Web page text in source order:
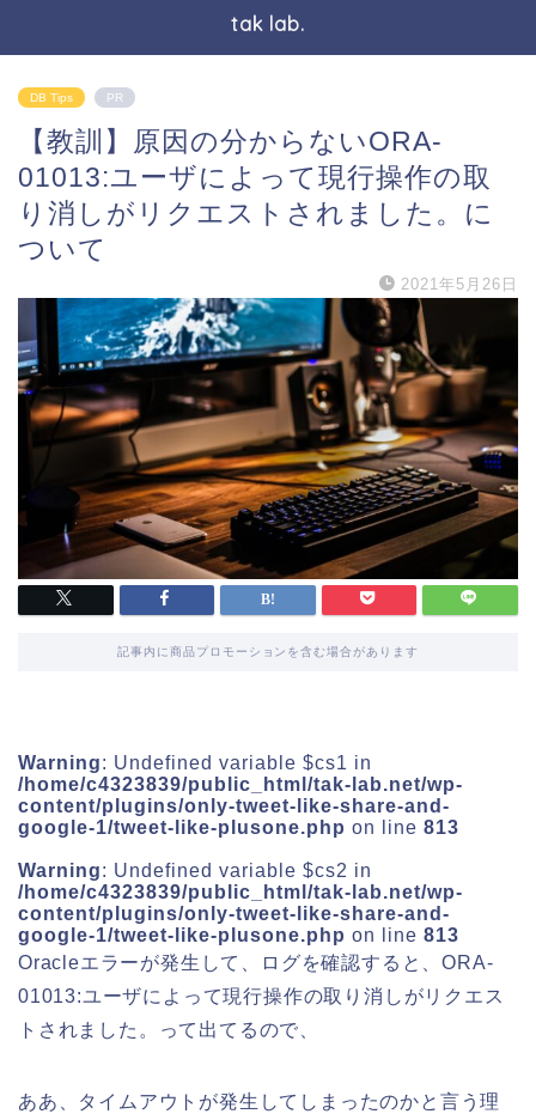
tak lab.
DB Tips PR
【教訓】原因の分からないORA-
01013:ユーザによって現行操作の取
り消しがリクエストされました。に
ついて
2021年5月26日
記事内に商品プロモーションを含む場合があります
Warning: Undefined variable $cs1 in
/home/c4323839/public_html/tak-lab.net/wp-
content/plugins/only-tweet-like-share-and-
google-1/tweet-like-plusone.php on line 813
Warning: Undefined variable $cs2 in
/home/c4323839/public_html/tak-lab.net/wp-
content/plugins/only-tweet-like-share-and-
google-1/tweet-like-plusone.php on line 813
Oracleエラーが発生して、ログを確認すると、ORA-
01013:ユーザによって現行操作の取り消しがリクエス
トされました。って出てるので、
ああ、タイムアウトが発生してしまったのかと言う理